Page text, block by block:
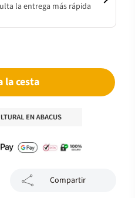
la entrega más rápida
la cesta
Compartir